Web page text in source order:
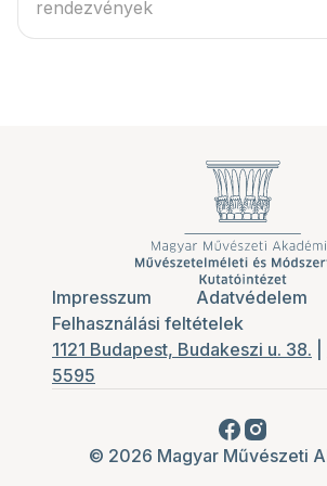
rendezvények
Impresszum Adatvédelem
Felhasználási feltételek
1121 Budapest, Budakeszi u. 38.
5595
© 2026 Magyar Művészeti